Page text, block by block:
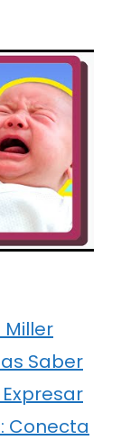
Miller
Saber
Conecta